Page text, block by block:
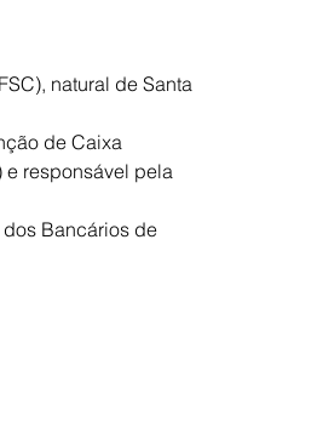
natural de Santa
de Caixa
e responsável pela
Bancários de